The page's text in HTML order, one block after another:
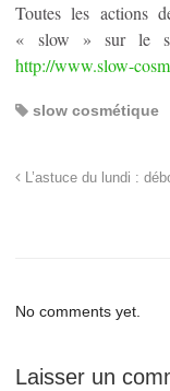
Toutes les actions
« slow » sur le
http://www.slow-
slow cosmétique
L’astuce du lundi :
No comments yet.
Laisser un